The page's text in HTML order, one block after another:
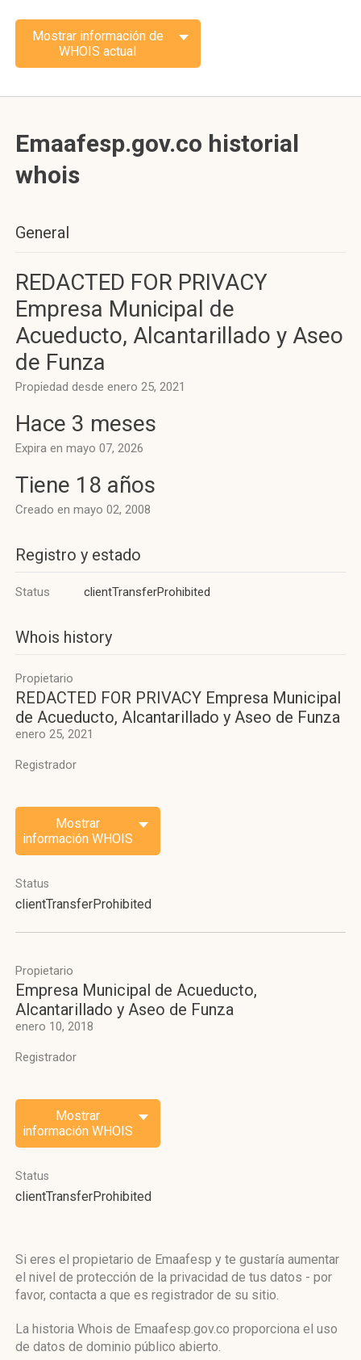
Mostrar información de
WHOIS actual
Emaafesp.gov.co historial
whois
General
REDACTED FOR PRIVACY
Empresa Municipal de
Acueducto, Alcantarillado y Aseo
de Funza
Propiedad desde enero 25, 2021
Hace 3 meses
Expira en mayo 07, 2026
Tiene 18 años
Creado en mayo 02, 2008
Registro y estado
Status clientTransferProhibited
Whois history
Propietario
REDACTED FOR PRIVACY Empresa Municipal
de Acueducto, Alcantarillado y Aseo de Funza
enero 25, 2021
Registrador
Mostrar
información WHOIS
Status
clientTransferProhibited
Propietario
Empresa Municipal de Acueducto,
Alcantarillado y Aseo de Funza
enero 10, 2018
Registrador
Mostrar
información WHOIS
Status
clientTransferProhibited
Si eres el propietario de Emaafesp y te gustaría aumentar
el nivel de protección de la privacidad de tus datos - por
favor, contacta a que es registrador de su sitio.
La historia Whois de Emaafesp.gov.co proporciona el uso
de datos de dominio público abierto.